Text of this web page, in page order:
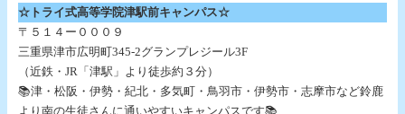
☆トライ式高等学院津駅前キャンパス☆
〒５１４ー０００９
三重県津市広明町345-2グランプレジール3F
（近鉄・JR「津駅」より徒歩約３分）
📚津・松阪・伊勢・紀北・多気町・鳥羽市・伊勢市・志摩市など鈴鹿
より南の生徒さんに通いやすいキャンパスです📚